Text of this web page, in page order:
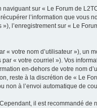
sur « Le Forum de
l’information que vous
l’enregistrement sur « Le
votre nom d’utilisateur »),
« votre courriel »). Vos
en-dehors de votre nom
reste à la discrétion de « Le
non à l’envoi automatique de
il est recommandé